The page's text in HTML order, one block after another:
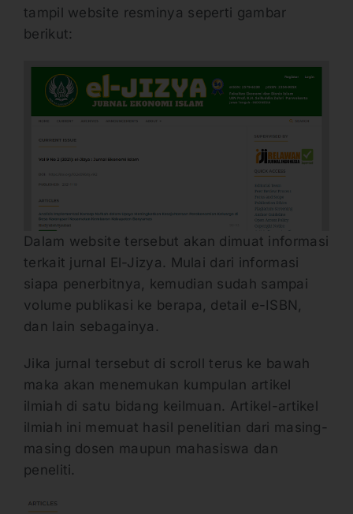
tampil website resminya seperti gambar
berikut:
Dalam website tersebut akan dimuat informasi
terkait jurnal El-Jizya. Mulai dari informasi
siapa penerbitnya, kemudian sudah sampai
volume publikasi ke berapa, detail e-ISBN,
dan lain sebagainya.
Jika jurnal tersebut di scroll terus ke bawah
maka akan menemukan kumpulan artikel
ilmiah di satu bidang keilmuan. Artikel-artikel
ilmiah ini memuat hasil penelitian dari masing-
masing dosen maupun mahasiswa dan
peneliti.